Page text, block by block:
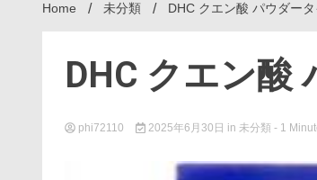
Home 未分類 DHC クエン酸 パウダー
DHC クエン酸
phi72110 2025年6月30日 in 未分類 - 1